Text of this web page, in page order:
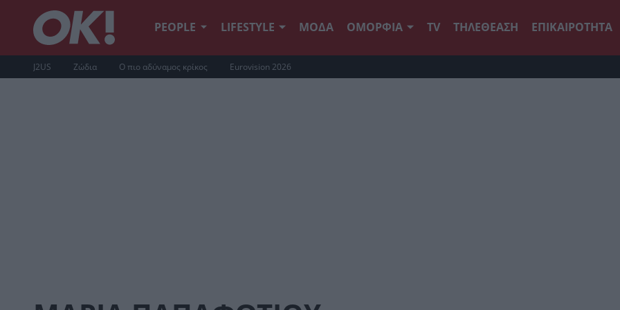
PEOPLE LIFESTYLE ΜΟΔΑ ΟΜΟΡΦΙΑ TV ΤΗΛΕΘΕΑΣΗ ΕΠΙΚΑΙΡΟΤΗΤΑ
J2US Ζώδια Ο πιο αδύναμος κρίκος Eurovision 2026